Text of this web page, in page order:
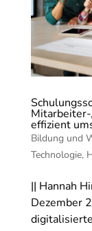
effizient
Bildung und
Technologie,
|| Hannah
Dezember